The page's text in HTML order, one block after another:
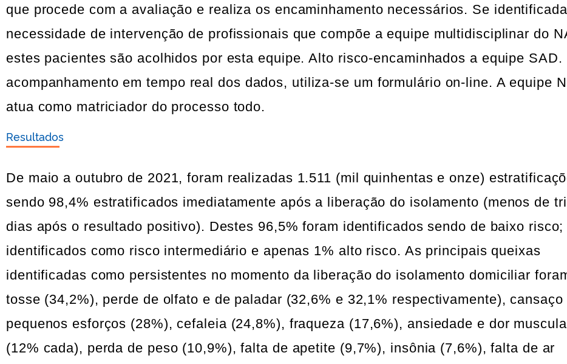
que procede com a avaliação e realiza os encaminhamento necessários. Se
necessidade de intervenção de profissionais que compõe a equipe multidisciplinar do
estes pacientes são acolhidos por esta equipe. Alto risco-encaminhados a equipe SAD.
acompanhamento em tempo real dos dados, utiliza-se um formulário on-line. A equipe
atua como matriciador do processo todo.
Resultados
De maio a outubro de 2021, foram realizadas 1.511 (mil quinhentas e onze)
sendo 98,4% estratificados imediatamente após a liberação do isolamento (menos de
dias após o resultado positivo). Destes 96,5% foram identificados sendo de baixo risco;
identificados como risco intermediário e apenas 1% alto risco. As principais queixas
identificadas como persistentes no momento da liberação do isolamento domiciliar
tosse (34,2%), perde de olfato e de paladar (32,6% e 32,1% respectivamente), cansaço
pequenos esforços (28%), cefaleia (24,8%), fraqueza (17,6%), ansiedade e dor
(12% cada), perda de peso (10,9%), falta de apetite (9,7%), insônia (7,6%), falta de ar